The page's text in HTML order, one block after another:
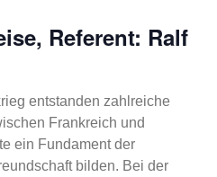
Referent: Ralf
entstanden zahlreiche
Frankreich und
ein Fundament der
bilden. Bei der